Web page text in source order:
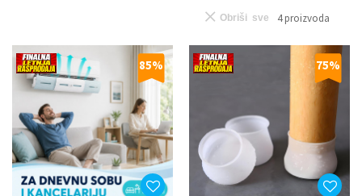
4proizvoda
Obriši sve
85% 75%